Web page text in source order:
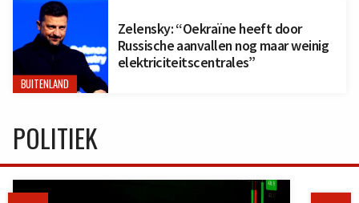
BUITENLAND
Zelensky: “Oekraïne heeft door
Russische aanvallen nog maar weinig
elektriciteitscentrales”
POLITIEK